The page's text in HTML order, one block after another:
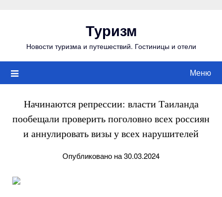
Туризм
Новости туризма и путешествий. Гостиницы и отели
Меню
Начинаются репрессии: власти Таиланда
пообещали проверить поголовно всех россиян
и аннулировать визы у всех нарушителей
Опубликовано на 30.03.2024